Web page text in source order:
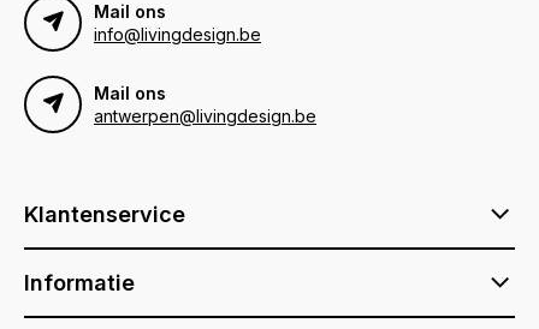
Mail ons
info@livingdesign.be
Mail ons
antwerpen@livingdesign.be
Klantenservice
Informatie